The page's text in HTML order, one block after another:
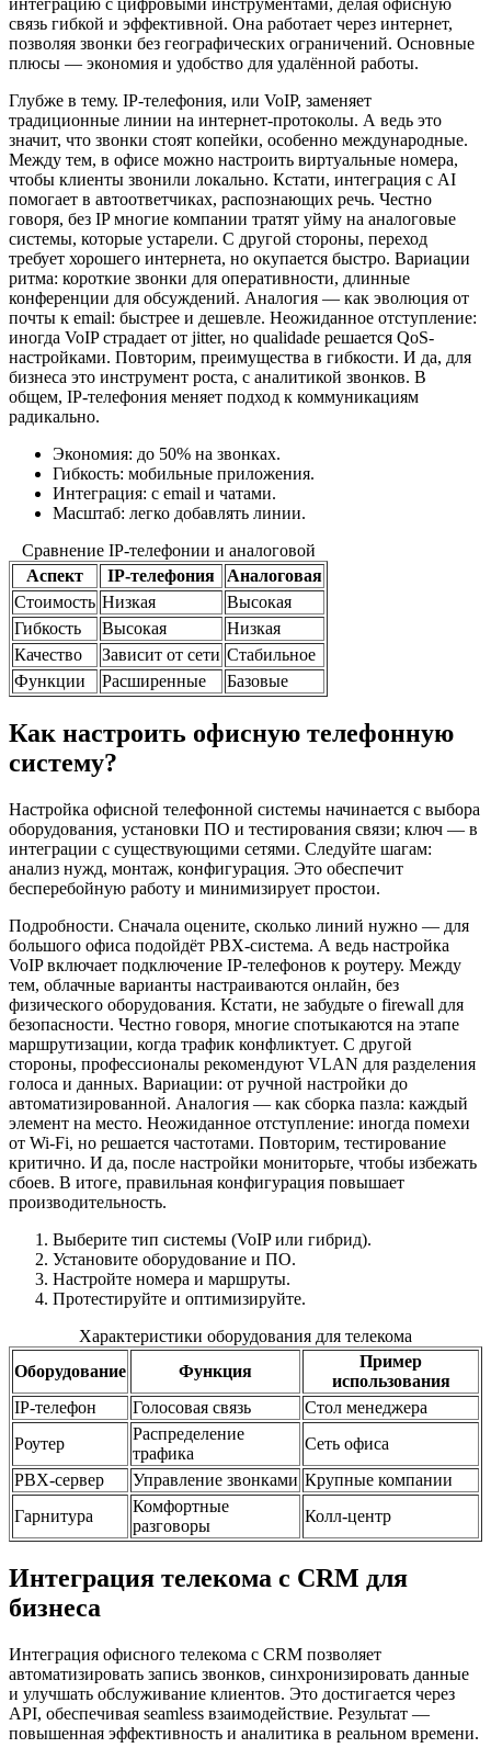
интеграцию с цифровыми инструментами, делая офисную
связь гибкой и эффективной. Она работает через интернет,
позволяя звонки без географических ограничений. Основные
плюсы — экономия и удобство для удалённой работы.
Глубже в тему. IP-телефония, или VoIP, заменяет
традиционные линии на интернет-протоколы. А ведь это
значит, что звонки стоят копейки, особенно международные.
Между тем, в офисе можно настроить виртуальные номера,
чтобы клиенты звонили локально. Кстати, интеграция с AI
помогает в автоответчиках, распознающих речь. Честно
говоря, без IP многие компании тратят уйму на аналоговые
системы, которые устарели. С другой стороны, переход
требует хорошего интернета, но окупается быстро. Вариации
ритма: короткие звонки для оперативности, длинные
конференции для обсуждений. Аналогия — как эволюция от
почты к email: быстрее и дешевле. Неожиданное отступление:
иногда VoIP страдает от jitter, но qualidade решается QoS-
настройками. Повторим, преимущества в гибкости. И да, для
бизнеса это инструмент роста, с аналитикой звонков. В
общем, IP-телефония меняет подход к коммуникациям
радикально.
Экономия: до 50% на звонках.
Гибкость: мобильные приложения.
Интеграция: с email и чатами.
Масштаб: легко добавлять линии.
Сравнение IP-телефонии и аналоговой
Аспект
IP-телефония
Аналоговая
Стоимость Низкая
Высокая
Гибкость
Высокая
Низкая
Качество
Зависит от сети Стабильное
Функции
Расширенные Базовые
Как настроить офисную телефонную
систему?
Настройка офисной телефонной системы начинается с выбора
оборудования, установки ПО и тестирования связи; ключ — в
интеграции с существующими сетями. Следуйте шагам:
анализ нужд, монтаж, конфигурация. Это обеспечит
бесперебойную работу и минимизирует простои.
Подробности. Сначала оцените, сколько линий нужно — для
большого офиса подойдёт PBX-система. А ведь настройка
VoIP включает подключение IP-телефонов к роутеру. Между
тем, облачные варианты настраиваются онлайн, без
физического оборудования. Кстати, не забудьте о firewall для
безопасности. Честно говоря, многие спотыкаются на этапе
маршрутизации, когда трафик конфликтует. С другой
стороны, профессионалы рекомендуют VLAN для разделения
голоса и данных. Вариации: от ручной настройки до
автоматизированной. Аналогия — как сборка пазла: каждый
элемент на место. Неожиданное отступление: иногда помехи
от Wi-Fi, но решается частотами. Повторим, тестирование
критично. И да, после настройки мониторьте, чтобы избежать
сбоев. В итоге, правильная конфигурация повышает
производительность.
Выберите тип системы (VoIP или гибрид).
Установите оборудование и ПО.
Настройте номера и маршруты.
Протестируйте и оптимизируйте.
Характеристики оборудования для телекома
Оборудование
Функция
Пример
использования
IP-телефон
Голосовая связь
Стол менеджера
Роутер
Распределение
трафика
Сеть офиса
PBX-сервер
Управление звонками Крупные компании
Гарнитура
Комфортные
разговоры
Колл-центр
Интеграция телекома с CRM для
бизнеса
Интеграция офисного телекома с CRM позволяет
автоматизировать запись звонков, синхронизировать данные
и улучшать обслуживание клиентов. Это достигается через
API, обеспечивая seamless взаимодействие. Результат —
повышенная эффективность и аналитика в реальном времени.